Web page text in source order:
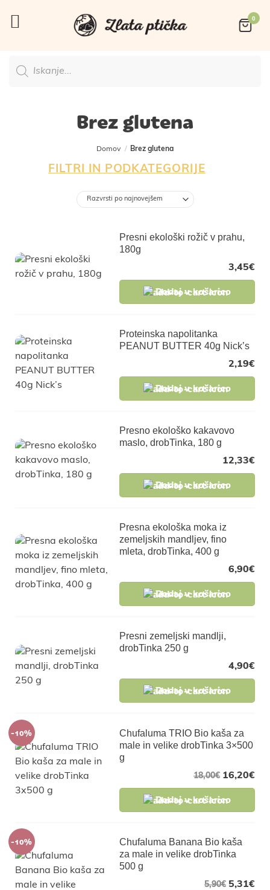
search
Brez glutena
Domov / Brez glutena
FILTRI IN PODKATEGORIJE
Presni ekološki rožič v prahu,
180g
3,45€
Dodaj v košarico
Proteinska napolitanka
PEANUT BUTTER 40g Nick’s
2,19€
Dodaj v košarico
Presno ekološko kakavovo
maslo, drobTinka, 180 g
12,33€
Dodaj v košarico
Presna ekološka moka iz
zemeljskih mandljev, fino
mleta, drobTinka, 400 g
6,90€
Dodaj v košarico
Presni zemeljski mandlji,
drobTinka 250 g
4,90€
Dodaj v košarico
-10%
Chufaluma TRIO Bio kaša za
male in velike drobTinka 3×500
g
16,20€
18,00€
Dodaj v košarico
-10%
Chufaluma Banana Bio kaša
za male in velike drobTinka
500 g
5,31€
5,90€